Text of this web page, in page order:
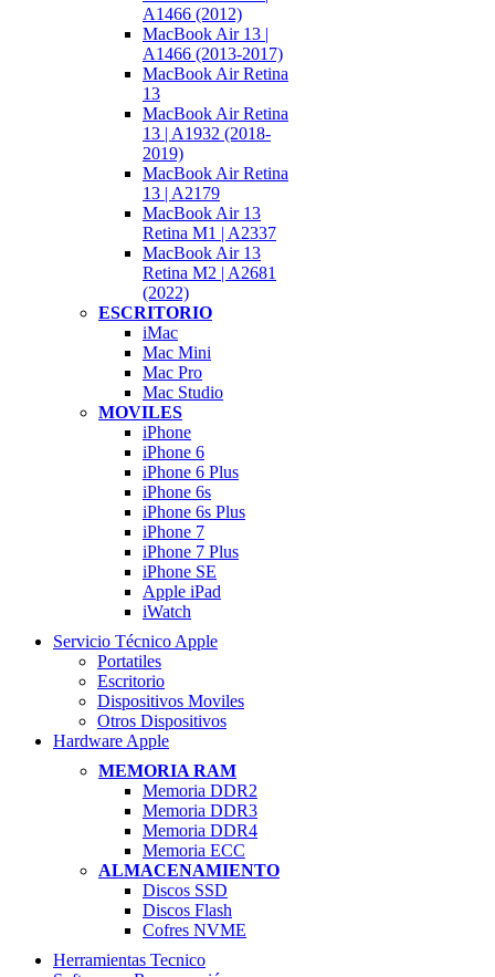
A1466 (2012)
MacBook Air 13 |
A1466 (2013-2017)
MacBook Air Retina
13
MacBook Air Retina
13 | A1932 (2018-
2019)
MacBook Air Retina
13 | A2179
MacBook Air 13
Retina M1 | A2337
MacBook Air 13
Retina M2 | A2681
(2022)
ESCRITORIO
iMac
Mac Mini
Mac Pro
Mac Studio
MOVILES
iPhone
iPhone 6
iPhone 6 Plus
iPhone 6s
iPhone 6s Plus
iPhone 7
iPhone 7 Plus
iPhone SE
Apple iPad
iWatch
Servicio Técnico Apple
Portatiles
Escritorio
Dispositivos Moviles
Otros Dispositivos
Hardware Apple
MEMORIA RAM
Memoria DDR2
Memoria DDR3
Memoria DDR4
Memoria ECC
ALMACENAMIENTO
Discos SSD
Discos Flash
Cofres NVME
Herramientas Tecnico